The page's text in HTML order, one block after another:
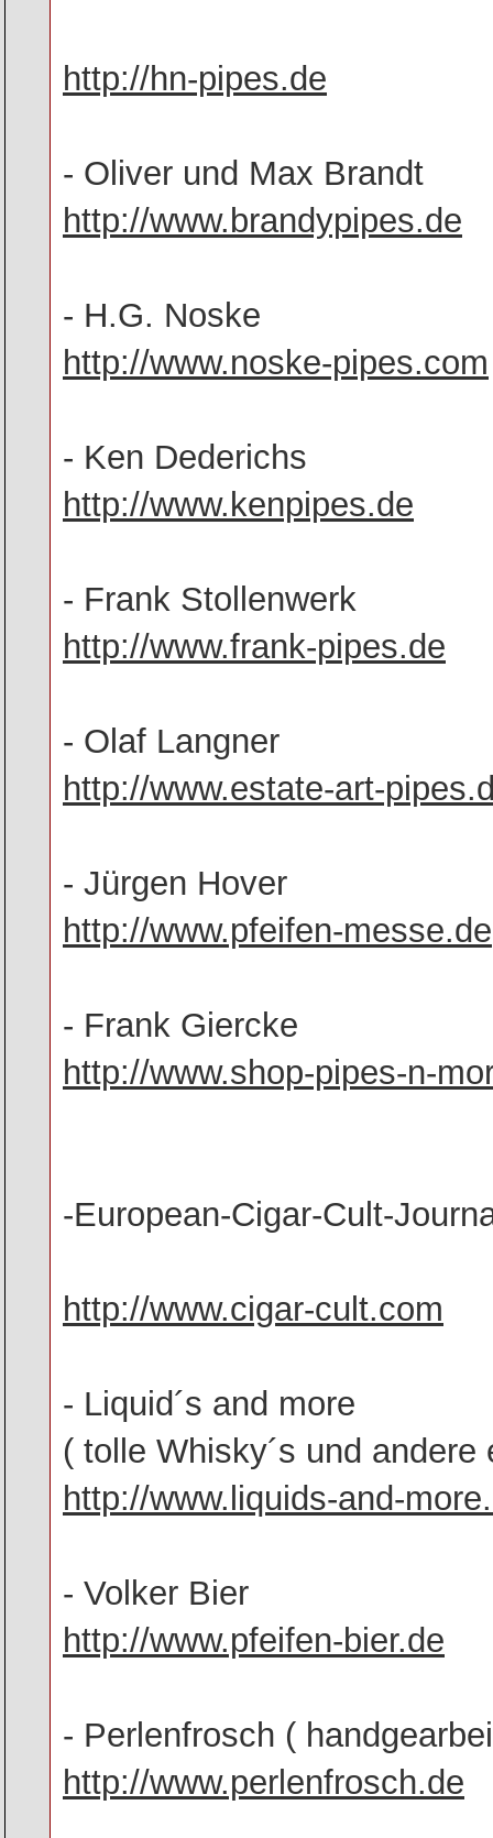
http://hn-pipes.de
- Oliver und Max Brandt
http://www.brandypipes.de
- H.G. Noske
http://www.noske-pipes.com
- Ken Dederichs
http://www.kenpipes.de
- Frank Stollenwerk
http://www.frank-pipes.de
- Olaf Langner
http://www.estate-art-
- Jürgen Hover
http://www.pfeifen-messe.de
- Frank Giercke
http://www.shop-pipes-n-
-European-Cigar-Cult-
http://www.cigar-cult.com
- Liquid´s and more
( tolle Whisky´s und andere
http://www.liquids-and-
- Volker Bier
http://www.pfeifen-bier.de
- Perlenfrosch (
http://www.perlenfrosch.de